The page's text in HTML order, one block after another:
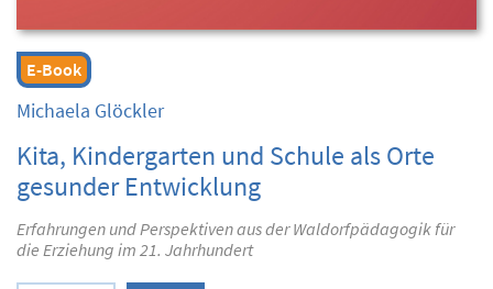
E-Book
Michaela Glöckler
Kita, Kindergarten und Schule als Orte
gesunder Entwicklung
Erfahrungen und Perspektiven aus der Waldorfpädagogik für
die Erziehung im 21. Jahrhundert